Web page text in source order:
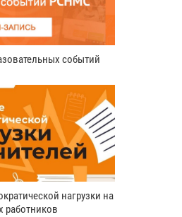
событий
нагрузки на
работников